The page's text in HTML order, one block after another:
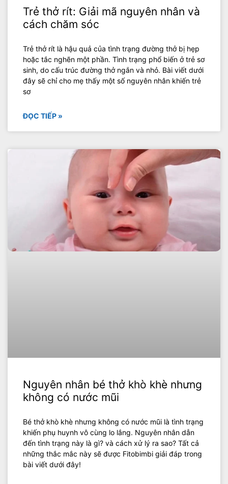
Trẻ thở rít: Giải mã nguyên nhân và
cách chăm sóc
Trẻ thở rít là hậu quả của tình trạng đường thở bị hẹp
hoặc tắc nghẽn một phần. Tình trạng phổ biến ở trẻ sơ
sinh, do cấu trúc đường thở ngắn và nhỏ. Bài viết dưới
đây sẽ chỉ cho mẹ thấy một số nguyên nhân khiến trẻ
sơ
ĐỌC TIẾP »
Nguyên nhân bé thở khò khè nhưng
không có nước mũi
Bé thở khò khè nhưng không có nước mũi là tình trạng
khiến phụ huynh vô cùng lo lắng. Nguyên nhân dẫn
đến tình trạng này là gì? và cách xử lý ra sao? Tất cả
những thắc mắc này sẽ được Fitobimbi giải đáp trong
bài viết dưới đây!